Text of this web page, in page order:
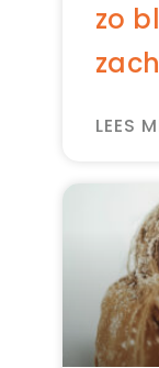
zo
LEES